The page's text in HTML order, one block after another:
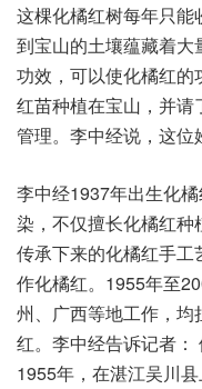
这棵化橘红树每年只
到宝山的土壤蕴藏着
功效，可以使化橘红
红苗种植在宝山，并请
管理。李中经说，这位
李中经1937年出生化
染，不仅擅长化橘红种
传承下来的化橘红手
作化橘红。1955年至
州、广西等地工作，
红。李中经告诉记者：
1955年，在湛江吴川